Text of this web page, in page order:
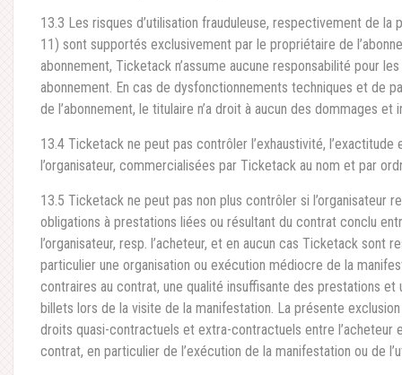
13.3 Les risques d’utilisation frauduleuse, respectivement de la
11) sont supportés exclusivement par le propriétaire de
abonnement, Ticketack n’assume aucune responsabilité pour
abonnement. En cas de dysfonctionnements techniques et de
de l’abonnement, le titulaire n’a droit à aucun des dommages et
13.4 Ticketack ne peut pas contrôler l’exhaustivité,
l’organisateur, commercialisées par Ticketack au nom et par
13.5 Ticketack ne peut pas non plus contrôler si
obligations à prestations liées ou résultant du contrat conclu
l’organisateur, resp. l’acheteur, et en aucun cas Ticketack sont
particulier une organisation ou exécution médiocre de la
contraires au contrat, une qualité insuffisante des prestations et
billets lors de la visite de la manifestation. La présente
droits quasi-contractuels et extra-contractuels entre l’acheteur
contrat, en particulier de l’exécution de la manifestation ou de